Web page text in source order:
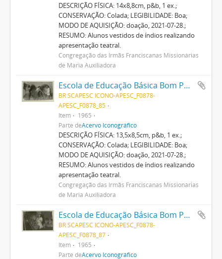
DESCRIÇÃO FÍSICA: 14x8,8cm, p&b, 1 ex.;
CONSERVAÇÃO: Colada; LEGIBILIDADE: Boa;
MODO DE AQUISIÇÃO: doação, 2021-07-28.;
RESUMO: Alunos vestidos de índios realizando
apresentação teatral.
Congregação das Irmãs Franciscanas Missionárias
de Maria Auxiliadora
Escola de Educação Básica Bom Pastor
BR SCAPESC ICONO-APESC_F0878-
APESC_F0878_85
Item
1965
Parte deAcervo Iconográfico
DESCRIÇÃO FÍSICA: 13,5x8,5cm, p&b, 1 ex.;
CONSERVAÇÃO: Colada; LEGIBILIDADE: Boa;
MODO DE AQUISIÇÃO: doação, 2021-07-28.;
RESUMO: Alunos vestidos de índios realizando
apresentação teatral.
Congregação das Irmãs Franciscanas Missionárias
de Maria Auxiliadora
Escola de Educação Básica Bom Pastor
BR SCAPESC ICONO-APESC_F0878-
APESC_F0878_87
Item
1965
Parte deAcervo Iconográfico